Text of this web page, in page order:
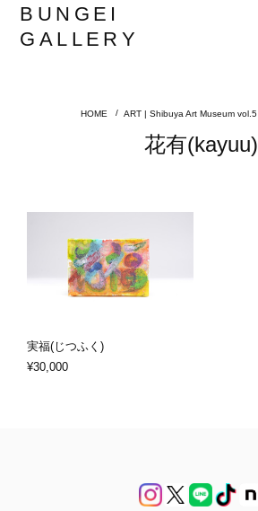
BUNGEI
GALLERY
ART | Shibuya Art Museum vol.5
花有(kayuu)
実福(じつふく)
¥30,000